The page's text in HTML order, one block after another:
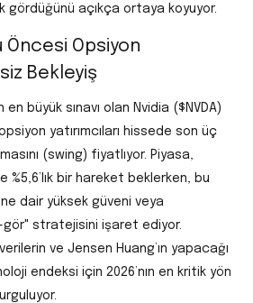
gördüğünü açıkça ortaya koyuyor.
Öncesi Opsiyon
Bekleyiş
en büyük sınavı olan Nvidia ($NVDA)
yatırımcıları hissede son üç
(swing) fiyatlıyor. Piyasa,
%5,6’lık bir hareket beklerken, bu
dair yüksek güveni veya
gör" stratejisini işaret ediyor.
ve Jensen Huang’ın yapacağı
endeksi için 2026’nın en kritik yön